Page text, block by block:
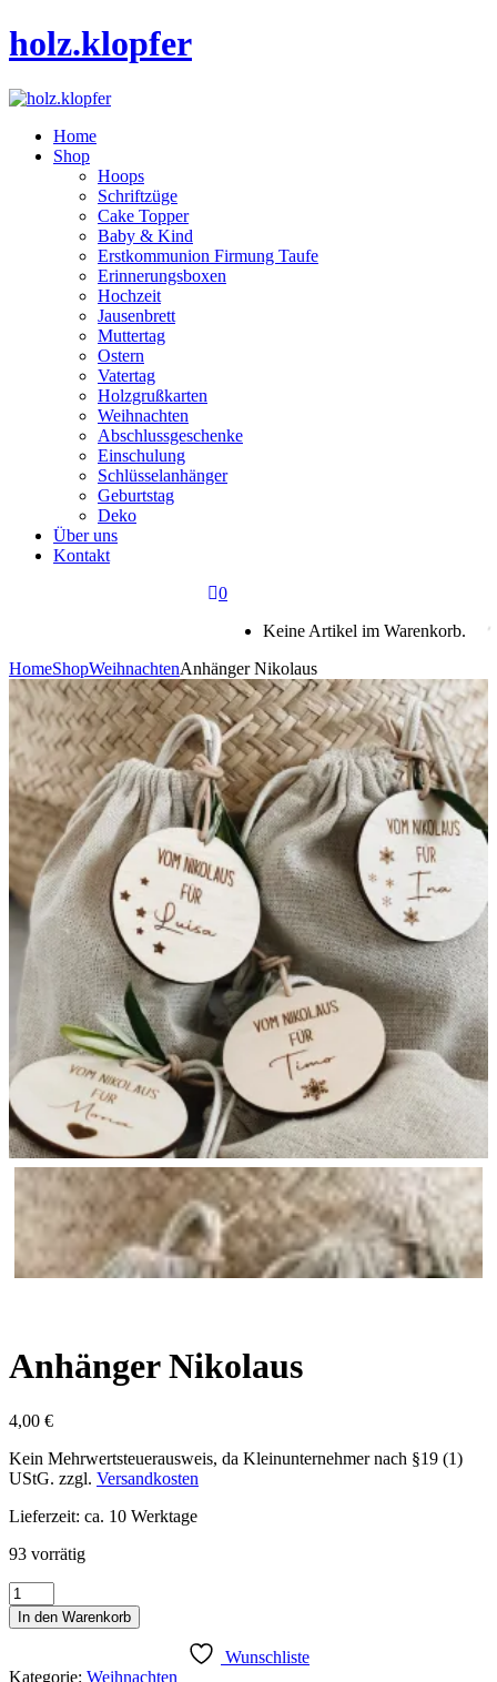
holz.klopfer
Home
Shop
Hoops
Schriftzüge
Cake Topper
Baby & Kind
Erstkommunion Firmung Taufe
Erinnerungsboxen
Hochzeit
Jausenbrett
Muttertag
Ostern
Vatertag
Holzgrußkarten
Weihnachten
Abschlussgeschenke
Einschulung
Schlüsselanhänger
Geburtstag
Deko
Über uns
Kontakt
0
Keine Artikel im Warenkorb.
HomeShopWeihnachtenAnhänger Nikolaus
Anhänger Nikolaus
4,00 €
Kein Mehrwertsteuerausweis, da Kleinunternehmer nach §19 (1)
UStG. zzgl. Versandkosten
Lieferzeit: ca. 10 Werktage
93 vorrätig
Anhänger
Nikolaus
Menge
In den Warenkorb
Wunschliste
Kategorie: Weihnachten